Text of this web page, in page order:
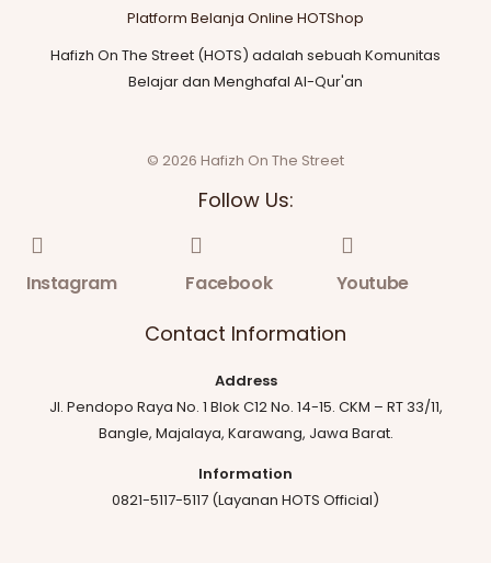
Platform Belanja Online HOTShop
Hafizh On The Street (HOTS) adalah sebuah Komunitas
Belajar dan Menghafal Al-Qur'an
© 2026 Hafizh On The Street
Follow Us:
Instagram Facebook Youtube
Contact Information
Address
Jl. Pendopo Raya No. 1 Blok C12 No. 14-15. CKM – RT 33/11,
Bangle, Majalaya, Karawang, Jawa Barat.
Information
0821-5117-5117 (Layanan HOTS Official)